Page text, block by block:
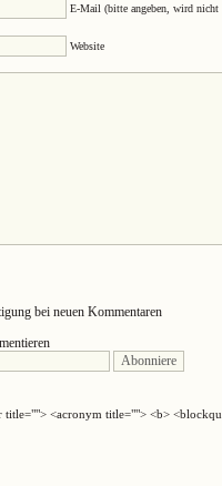
E-Mail (bitte angeben, wird nicht
Website
bei neuen Kommentaren
title=""> <acronym title=""> <b>